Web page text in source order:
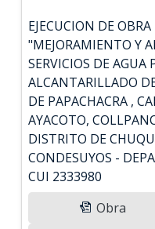
EJECUCION DE
"MEJORAMIENTO Y
SERVICIOS DE AGUA
ALCANTARILLADO
DE PAPACHACRA ,
AYACOTO,
DISTRITO DE
CONDESUYOS -
CUI 2333980
Obra